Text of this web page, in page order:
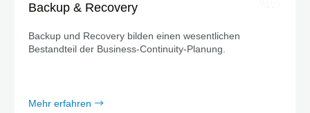
Backup & Recovery
Backup und Recovery bilden einen wesentlichen
Bestandteil der Business-Continuity-Planung.
Mehr erfahren